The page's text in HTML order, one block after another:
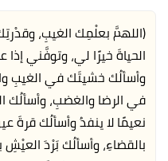
(اللهمَّ بعلْمِك الغيبِ،
الحياةَ خيرًا لي، وتوفَّني
وأسألُك خشيتَك في الغيبِ
في الرضا والغضبِ، وأسألُك
نعيمًا لا ينفدُ وأسألُك قرةَ
بالقضاءِ، وأسألُك بَرْدَ